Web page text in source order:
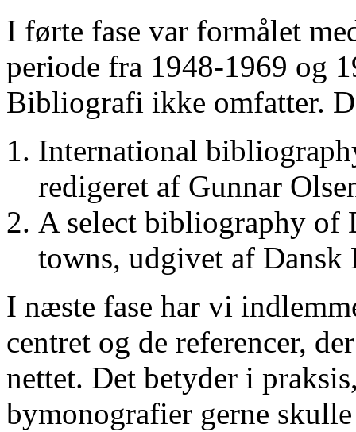
I førte fase var formålet
periode fra 1948-1969 og
Bibliografi ikke omfatter.
International
redigeret af Gunnar
A select bibliography of
towns, udgivet af
I næste fase har vi
centret og de referencer,
nettet. Det betyder i
bymonografier gerne